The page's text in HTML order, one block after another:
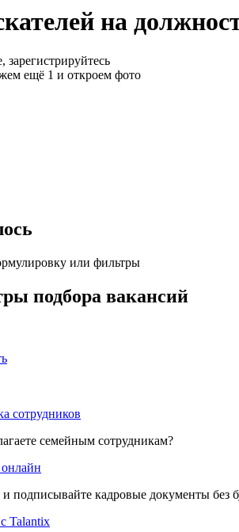
на
ещё 1 и откроем фото
или фильтры
подбора вакансий
сотрудников
семейным сотрудникам?
и подписывайте кадровые документы без
Talantix